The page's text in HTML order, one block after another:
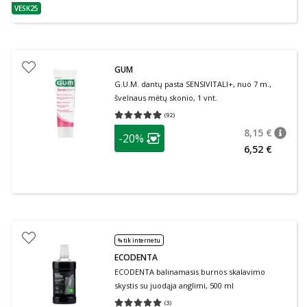
patarimas
VESK25
GUM
G.U.M. dantų pasta SENSIVITALl+, nuo 7 m.,
švelnaus mėtų skonio, 1 vnt.
(92)
Vidutinis įvertinimas 4.99
patarimas
Lojalumo klubo narių nuolaida
-20% 8,15 €
6,52 €
% tik internetu
ECODENTA
ECODENTA balinamasis burnos skalavimo
skystis su juodąja anglimi, 500 ml
(3)